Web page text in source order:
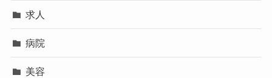
求人
病院
美容